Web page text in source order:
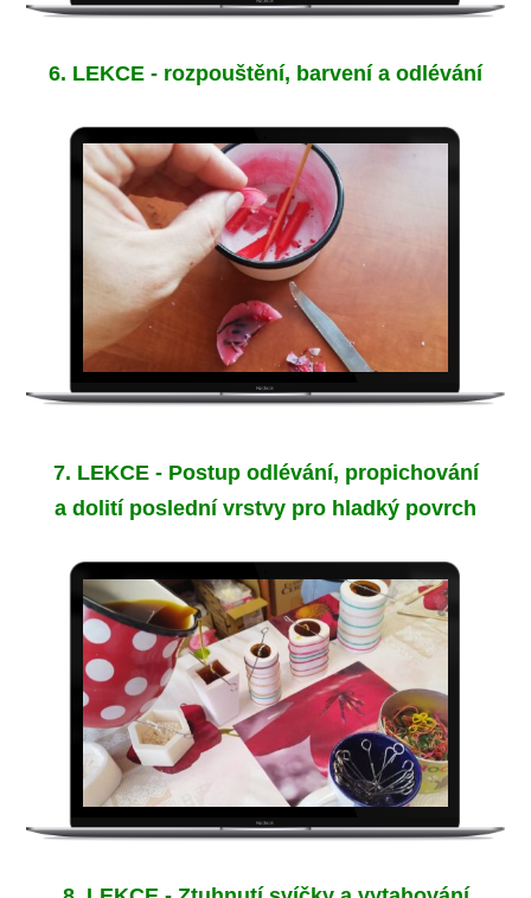
6. LEKCE - rozpouštění, barvení a odlévání
7. LEKCE - Postup odlévání, propichování
a dolití poslední vrstvy pro hladký povrch